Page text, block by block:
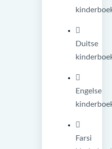
Duitse
Engelse
Farsi